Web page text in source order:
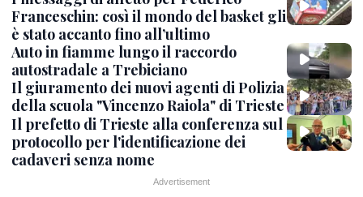
Franceschin: così il mondo del basket gli
è stato accanto fino all’ultimo
Auto in fiamme lungo il raccordo
autostradale a Trebiciano
Il giuramento dei nuovi agenti di Polizia
della scuola "Vincenzo Raiola" di Trieste
Il prefetto di Trieste alla conferenza sul
protocollo per l'identificazione dei
cadaveri senza nome